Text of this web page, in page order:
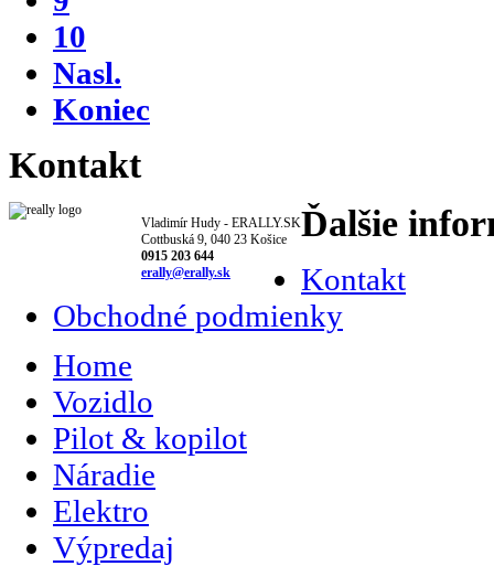
10
Nasl.
Koniec
Kontakt
Vladimír Hudy - ERALLY.SK
Cottbuská 9, 040 23 Košice
0915 203 644
erally@erally.sk
Ďalšie
Kontakt
Obchodné podmienky
Home
Vozidlo
Pilot & kopilot
Náradie
Elektro
Výpredaj